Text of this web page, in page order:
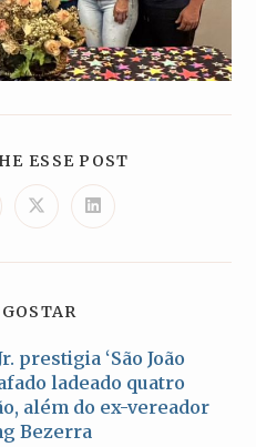
ESSE POST
Abre
em
nova
Abre
em
nova
prestigia ‘São João
ladeado quatro
além do ex-vereador
Bezerra